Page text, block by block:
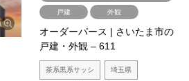
戸建 外観
オーダーパース | さいたま市の
戸建・外観 – 611
茶系黒系サッシ 埼玉県